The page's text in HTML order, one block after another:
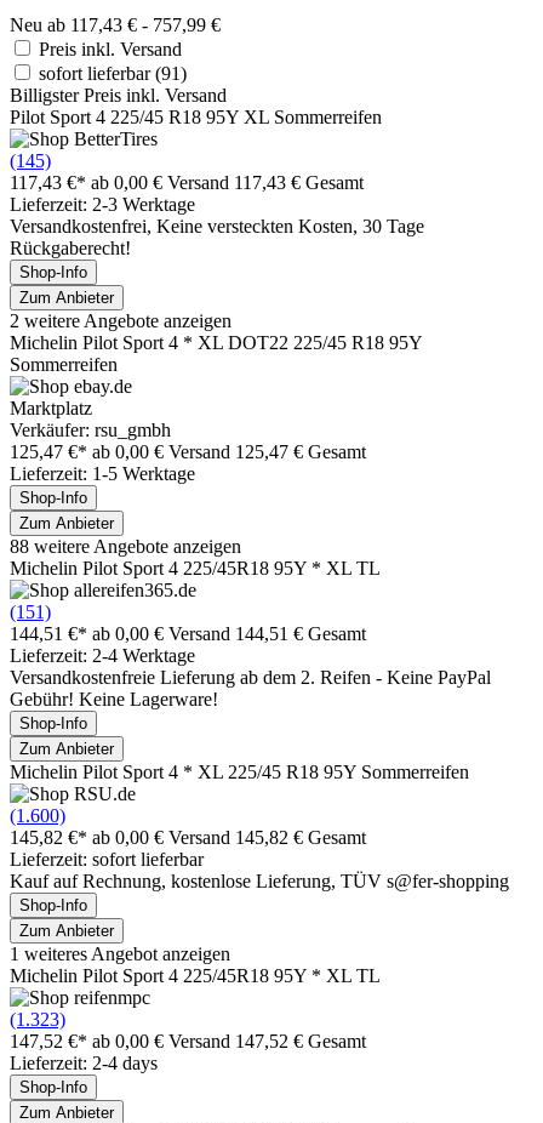
Neu ab 117,43 € - 757,99 €
Preis inkl. Versand
sofort lieferbar(91)
Billigster Preis inkl. Versand
Pilot Sport 4 225/45 R18 95Y XL Sommerreifen
(145)
117,43 €* ab 0,00 € Versand 117,43 € Gesamt
Lieferzeit: 2-3 Werktage
Versandkostenfrei, Keine versteckten Kosten, 30 Tage
Rückgaberecht!
Shop-Info
Zum Anbieter
2 weitere Angebote anzeigen
Michelin Pilot Sport 4 * XL DOT22 225/45 R18 95Y
Sommerreifen
Marktplatz
Verkäufer: rsu_gmbh
125,47 €* ab 0,00 € Versand 125,47 € Gesamt
Lieferzeit: 1-5 Werktage
Shop-Info
Zum Anbieter
88 weitere Angebote anzeigen
Michelin Pilot Sport 4 225/45R18 95Y * XL TL
(151)
144,51 €* ab 0,00 € Versand 144,51 € Gesamt
Lieferzeit: 2-4 Werktage
Versandkostenfreie Lieferung ab dem 2. Reifen - Keine PayPal
Gebühr! Keine Lagerware!
Shop-Info
Zum Anbieter
Michelin Pilot Sport 4 * XL 225/45 R18 95Y Sommerreifen
(1.600)
145,82 €* ab 0,00 € Versand 145,82 € Gesamt
Lieferzeit: sofort lieferbar
Kauf auf Rechnung, kostenlose Lieferung, TÜV s@fer-shopping
Shop-Info
Zum Anbieter
1 weiteres Angebot anzeigen
Michelin Pilot Sport 4 225/45R18 95Y * XL TL
(1.323)
147,52 €* ab 0,00 € Versand 147,52 € Gesamt
Lieferzeit: 2-4 days
Shop-Info
Zum Anbieter